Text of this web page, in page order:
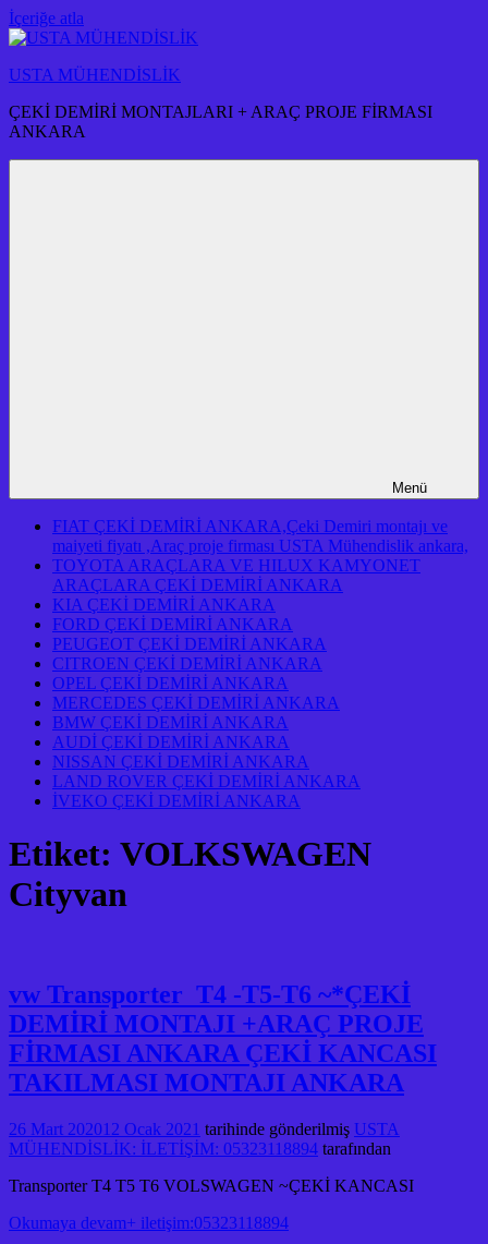
İçeriğe atla
USTA MÜHENDİSLİK
ÇEKİ DEMİRİ MONTAJLARI + ARAÇ PROJE FİRMASI
ANKARA
Menü
FIAT ÇEKİ DEMİRİ ANKARA,Çeki Demiri montajı ve
maiyeti fiyatı ,Araç proje firması USTA Mühendislik ankara,
TOYOTA ARAÇLARA VE HILUX KAMYONET
ARAÇLARA ÇEKİ DEMİRİ ANKARA
KIA ÇEKİ DEMİRİ ANKARA
FORD ÇEKİ DEMİRİ ANKARA
PEUGEOT ÇEKİ DEMİRİ ANKARA
CITROEN ÇEKİ DEMİRİ ANKARA
OPEL ÇEKİ DEMİRİ ANKARA
MERCEDES ÇEKİ DEMİRİ ANKARA
BMW ÇEKİ DEMİRİ ANKARA
AUDİ ÇEKİ DEMİRİ ANKARA
NISSAN ÇEKİ DEMİRİ ANKARA
LAND ROVER ÇEKİ DEMİRİ ANKARA
İVEKO ÇEKİ DEMİRİ ANKARA
Etiket: VOLKSWAGEN
Cityvan
vw Transporter T4 -T5-T6 ~*ÇEKİ
DEMİRİ MONTAJI +ARAÇ PROJE
FİRMASI ANKARA ÇEKİ KANCASI
TAKILMASI MONTAJI ANKARA
26 Mart 202012 Ocak 2021 tarihinde gönderilmiş USTA
MÜHENDİSLİK: İLETİŞİM: 05323118894 tarafından
Transporter T4 T5 T6 VOLSWAGEN ~ÇEKİ KANCASI
Okumaya devam+ iletişim:05323118894